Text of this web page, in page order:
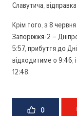
Славутича,
Крім того, з 8
Запоріжжя-2 –
5:57, прибуття до
відходитиме о 9:46,
12:48.
0